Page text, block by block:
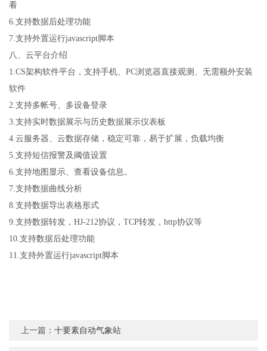
看
6.支持数据后处理功能
7.支持外置运行javascript脚本
八、云平台介绍
1.CS架构软件平台，支持手机、PC浏览器直接观测、无需额外安装
软件
2.支持多帐号、多设备登录
3.支持实时数据展示与历史数据展示仪表板
4.云服务器、云数据存储，稳定可靠，易于扩展，负载均衡
5.支持短信报警及阈值设置
6.支持地图显示、查看设备信息。
7.支持数据曲线分析
8.支持数据导出表格形式
9.支持数据转发，HJ-212协议，TCP转发，http协议等
10.支持数据后处理功能
11.支持外置运行javascript脚本
上一篇：十要素自动气象站